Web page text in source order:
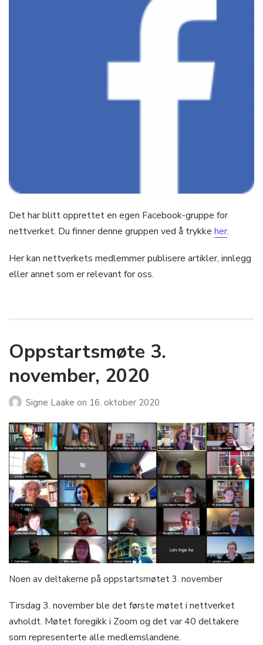
Det har blitt opprettet en egen Facebook-gruppe for
nettverket. Du finner denne gruppen ved å trykke her.
Her kan nettverkets medlemmer publisere artikler, innlegg
eller annet som er relevant for oss.
Oppstartsmøte 3.
november, 2020
Signe Laake on 16. oktober 2020
Noen av deltakerne på oppstartsmøtet 3. november
Tirsdag 3. november ble det første møtet i nettverket
avholdt. Møtet foregikk i Zoom og det var 40 deltakere
som representerte alle medlemslandene.